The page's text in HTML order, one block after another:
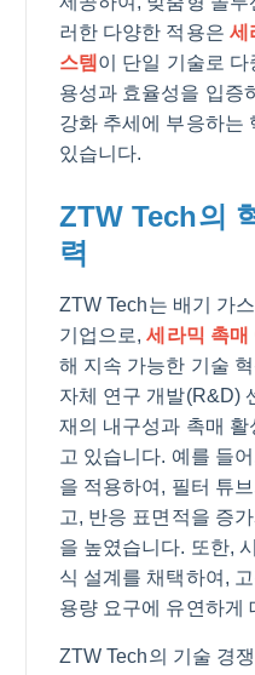
러한 다양한 적용은세
스템 이 단일 기술로
용성과 효율성을 입증
강화 추세에 부응하는
있습니다.
ZTW Tech의
력
ZTW Tech는 배기 가
기업으로,세라믹 촉매
해 지속 가능한 기술
자체 연구 개발(R&D)
재의 내구성과 촉매
고 있습니다. 예를 들
을 적용하여, 필터 튜
고, 반응 표면적을 증
을 높였습니다. 또한,
식 설계를 채택하여,
용량 요구에 유연하게
ZTW Tech의 기술 경